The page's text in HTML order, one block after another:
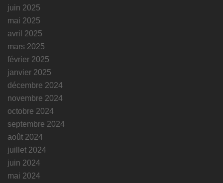
juin 2025
mai 2025
avril 2025
mars 2025
février 2025
janvier 2025
décembre 2024
novembre 2024
octobre 2024
septembre 2024
août 2024
juillet 2024
juin 2024
mai 2024